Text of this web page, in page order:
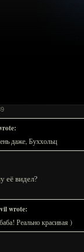
даже, Буххольц
её видел?
wrote:
Реально красивая )